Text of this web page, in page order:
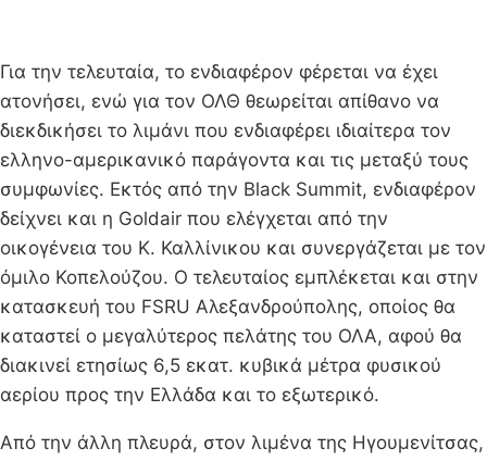
Για την τελευταία, το ενδιαφέρον φέρεται να έχει
ατονήσει, ενώ για τον ΟΛΘ θεωρείται απίθανο να
διεκδικήσει το λιμάνι που ενδιαφέρει ιδιαίτερα τον
ελληνο-αμερικανικό παράγοντα και τις μεταξύ τους
συμφωνίες. Εκτός από την Black Summit, ενδιαφέρον
δείχνει και η Goldair που ελέγχεται από την
οικογένεια του Κ. Καλλίνικου και συνεργάζεται με τον
όμιλο Κοπελούζου. Ο τελευταίος εμπλέκεται και στην
κατασκευή του FSRU Αλεξανδρούπολης, οποίος θα
καταστεί ο μεγαλύτερος πελάτης του ΟΛΑ, αφού θα
διακινεί ετησίως 6,5 εκατ. κυβικά μέτρα φυσικού
αερίου προς την Ελλάδα και το εξωτερικό.
Από την άλλη πλευρά, στον λιμένα της Ηγουμενίτσας,